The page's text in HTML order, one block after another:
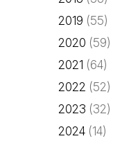
2019 (55)
2020 (59)
2021 (64)
2022 (52)
2023 (32)
2024 (14)